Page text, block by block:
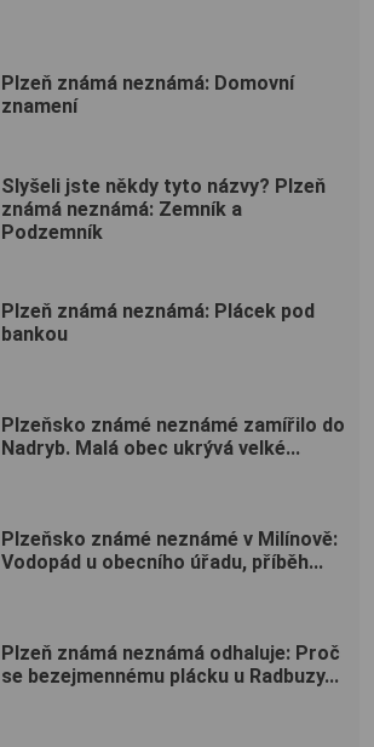
Plzeň známá neznámá: Domovní
znamení
Slyšeli jste někdy tyto názvy? Plzeň
známá neznámá: Zemník a
Podzemník
Plzeň známá neznámá: Plácek pod
bankou
Plzeňsko známé neznámé zamířilo do
Nadryb. Malá obec ukrývá velké...
Plzeňsko známé neznámé v Milínově:
Vodopád u obecního úřadu, příběh...
Plzeň známá neznámá odhaluje: Proč
se bezejmennému plácku u Radbuzy...